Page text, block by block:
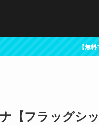
【無料
【フラッグシ